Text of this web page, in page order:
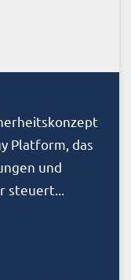
Platform, das
und
steuert...